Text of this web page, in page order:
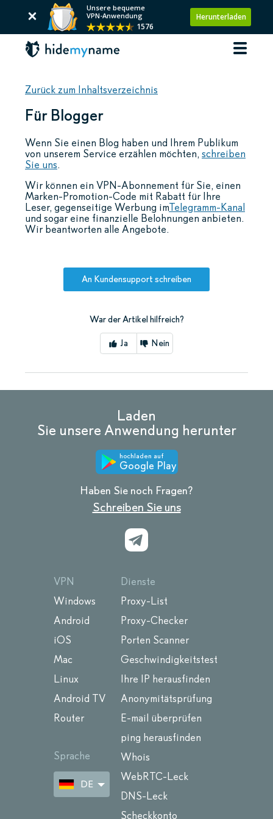
Unsere bequeme
VPN-Anwendung
1576
Herunterladen
Zurück zum Inhaltsverzeichnis
Für Blogger
Wenn Sie einen Blog haben und Ihrem Publikum
von unserem Service erzählen möchten, schreiben
Sie uns.
Wir können ein VPN-Abonnement für Sie, einen
Marken-Promotion-Code mit Rabatt für Ihre
Leser, gegenseitige Werbung imTelegramm-Kanal
und sogar eine finanzielle Belohnungen anbieten.
Wir beantworten alle Angebote.
An Kundensupport schreiben
War der Artikel hilfreich?
Ja Nein
Laden
Sie unsere Anwendung herunter
hochladen auf
Google Play
Haben Sie noch Fragen?
Schreiben Sie uns
VPN
Windows
Android
iOS
Mac
Linux
Android TV
Router
Sprache
DE
Dienste
Proxy-List
Proxy-Checker
Porten Scanner
Geschwindigkeitstest
Ihre IP herausfinden
Anonymitätsprüfung
E-mail überprüfen
ping herausfinden
Whois
WebRTC-Leck
DNS-Leck
Scheckkonto